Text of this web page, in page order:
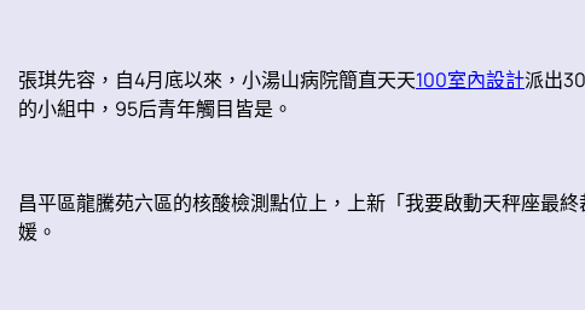
張琪先容，自4月底以來，小湯山病院簡直天天100室內設計派出
的小組中，95后青年觸目皆是。
昌平區龍騰苑六區的核酸檢測點位上，上新「我要啟動天秤座最
媛。